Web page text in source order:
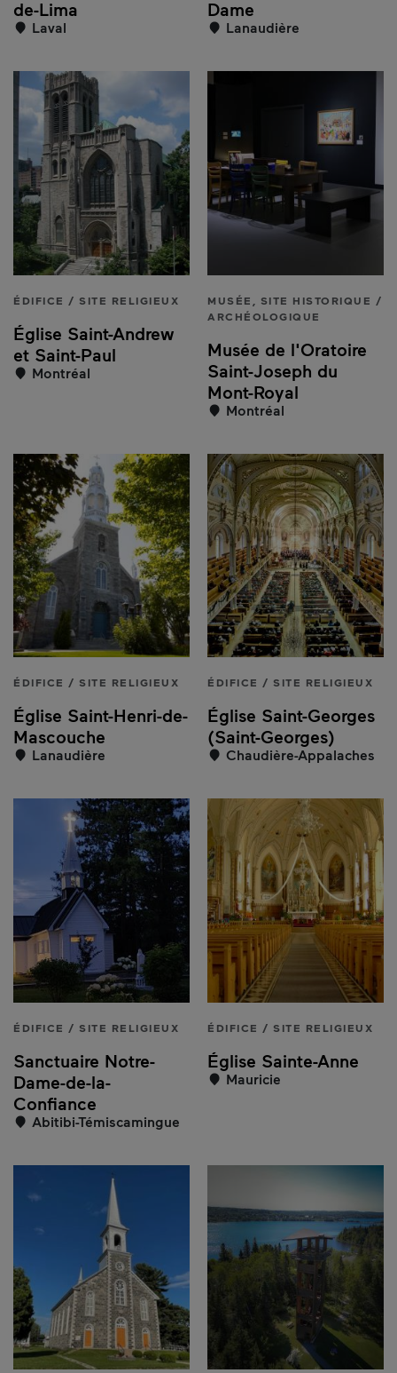
de-Lima
Laval
Dame
Lanaudière
ÉDIFICE / SITE RELIGIEUX
Église Saint-Andrew
et Saint-Paul
Montréal
MUSÉE, SITE HISTORIQUE /
ARCHÉOLOGIQUE
Musée de l'Oratoire
Saint-Joseph du
Mont-Royal
Montréal
ÉDIFICE / SITE RELIGIEUX
Église Saint-Henri-de-
Mascouche
Lanaudière
ÉDIFICE / SITE RELIGIEUX
Église Saint-Georges
(Saint-Georges)
Chaudière-Appalaches
ÉDIFICE / SITE RELIGIEUX
Sanctuaire Notre-
Dame-de-la-
Confiance
Abitibi-Témiscamingue
ÉDIFICE / SITE RELIGIEUX
Église Sainte-Anne
Mauricie